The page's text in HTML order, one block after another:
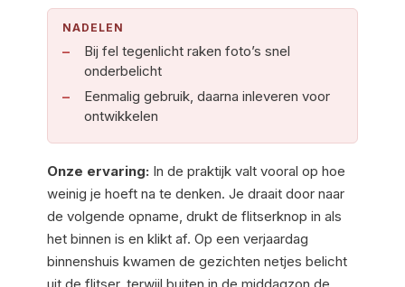
NADELEN
Bij fel tegenlicht raken foto’s snel
onderbelicht
Eenmalig gebruik, daarna inleveren voor
ontwikkelen
Onze ervaring: In de praktijk valt vooral op hoe
weinig je hoeft na te denken. Je draait door naar
de volgende opname, drukt de flitserknop in als
het binnen is en klikt af. Op een verjaardag
binnenshuis kwamen de gezichten netjes belicht